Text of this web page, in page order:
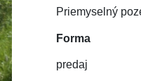
Priemyselný
Forma
predaj